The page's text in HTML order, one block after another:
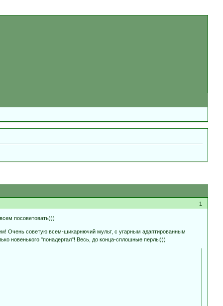
1
посоветовать)))
Очень советую всем-шикарнючий мульт, с угарным адаптированным
новенького "понадергал"! Весь, до конца-сплошные перлы)))